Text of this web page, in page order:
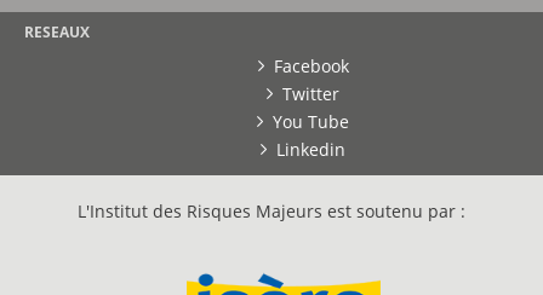
RESEAUX
Facebook
Twitter
You Tube
Linkedin
L'Institut des Risques Majeurs est soutenu par :